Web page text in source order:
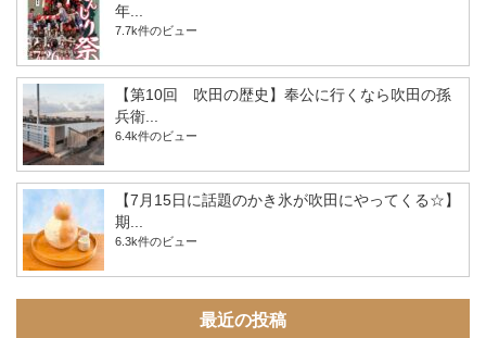
年...
7.7k件のビュー
【第10回 吹田の歴史】奉公に行くなら吹田の孫
兵衛...
6.4k件のビュー
【7月15日に話題のかき氷が吹田にやってくる☆】
期...
6.3k件のビュー
最近の投稿